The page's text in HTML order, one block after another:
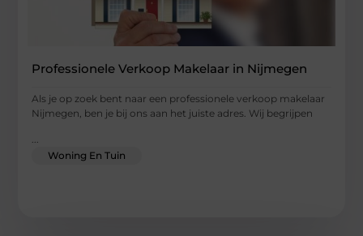
Professionele Verkoop Makelaar in Nijmegen
Als je op zoek bent naar een professionele verkoop makelaar
Nijmegen, ben je bij ons aan het juiste adres. Wij begrijpen
...
Woning En Tuin